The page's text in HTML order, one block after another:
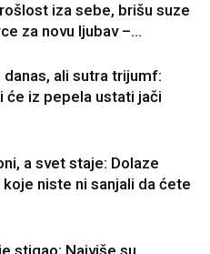
iza sebe, brišu suze
za novu ljubav –...
danas, ali sutra trijumf:
će iz pepela ustati jači
a svet staje: Dolaze
niste ni sanjali da ćete